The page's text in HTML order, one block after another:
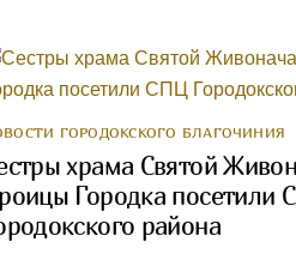
ГОРОДОКСКОГО БЛАГОЧИНИЯ
храма Святой
Городка посетили
района